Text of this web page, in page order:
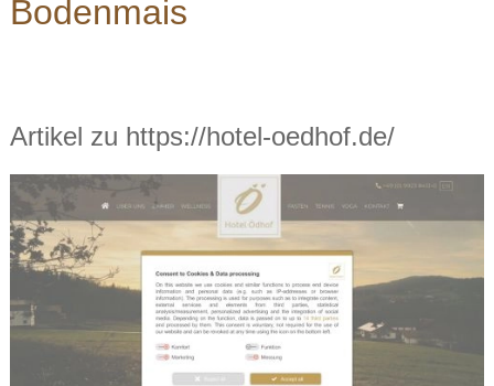
Bodenmais
Artikel zu https://hotel-oedhof.de/